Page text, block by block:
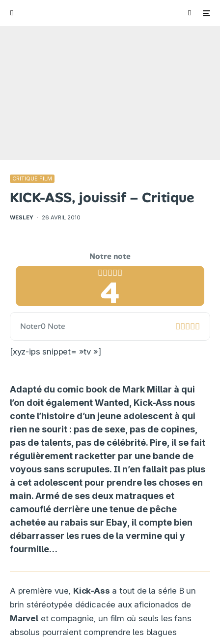
CRITIQUE FILM
KICK-ASS, jouissif – Critique
WESLEY · 26 AVRIL 2010
[xyz-ips snippet= »tv »]
Adapté du comic book de Mark Millar à qui
l’on doit également Wanted, Kick-Ass nous
conte l’histoire d’un jeune adolescent à qui
rien ne sourit : pas de sexe, pas de copines,
pas de talents, pas de célébrité. Pire, il se fait
régulièrement racketter par une bande de
voyous sans scrupules. Il n’en fallait pas plus
à cet adolescent pour prendre les choses en
main. Armé de ses deux matraques et
camouflé derrière une tenue de pêche
achetée au rabais sur Ebay, il compte bien
débarrasser les rues de la vermine qui y
fourmille…
A première vue, Kick-Ass a tout de la série B un
brin stéréotypée dédicacée aux aficionados de
Marvelet compagnie, un film où seuls les fans
absolus pourraient comprendre les blagues
Noter0 Note
4